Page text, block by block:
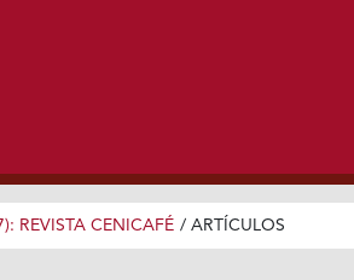
REVISTA CENICAFÉ / ARTÍCULOS